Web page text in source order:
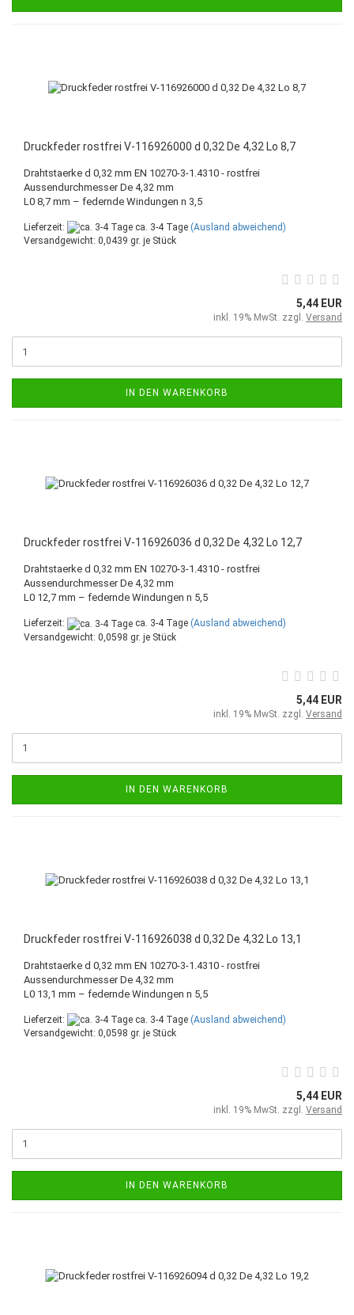
Druckfeder rostfrei V-116926000 d 0,32 De 4,32 Lo 8,7
Drahtstaerke d 0,32 mm EN 10270-3-1.4310 - rostfrei
Aussendurchmesser De 4,32 mm
L0 8,7 mm – federnde Windungen n 3,5
Lieferzeit: ca. 3-4 Tage (Ausland abweichend)
Versandgewicht: 0,0439 gr. je Stück
5,44 EUR
inkl. 19% MwSt. zzgl. Versand
IN DEN WARENKORB
Druckfeder rostfrei V-116926036 d 0,32 De 4,32 Lo 12,7
Drahtstaerke d 0,32 mm EN 10270-3-1.4310 - rostfrei
Aussendurchmesser De 4,32 mm
L0 12,7 mm – federnde Windungen n 5,5
Lieferzeit: ca. 3-4 Tage (Ausland abweichend)
Versandgewicht: 0,0598 gr. je Stück
5,44 EUR
inkl. 19% MwSt. zzgl. Versand
IN DEN WARENKORB
Druckfeder rostfrei V-116926038 d 0,32 De 4,32 Lo 13,1
Drahtstaerke d 0,32 mm EN 10270-3-1.4310 - rostfrei
Aussendurchmesser De 4,32 mm
L0 13,1 mm – federnde Windungen n 5,5
Lieferzeit: ca. 3-4 Tage (Ausland abweichend)
Versandgewicht: 0,0598 gr. je Stück
5,44 EUR
inkl. 19% MwSt. zzgl. Versand
IN DEN WARENKORB